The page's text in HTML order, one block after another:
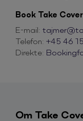
Book Take
E-mail:
Telefon: +45 46
Direkte:
Om Take